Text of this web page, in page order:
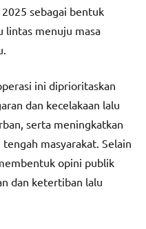
sebagai bentuk
lintas menuju masa
ini diprioritaskan
dan kecelakaan lalu
serta meningkatkan
masyarakat. Selain
opini publik
dan ketertiban lalu